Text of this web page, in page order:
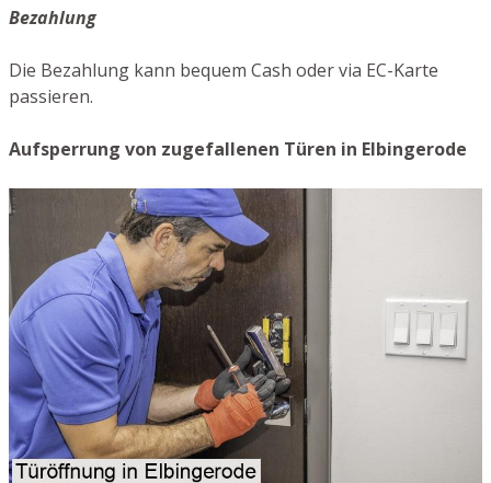
Bezahlung
Die Bezahlung kann bequem Cash oder via EC-Karte
passieren.
Aufsperrung von zugefallenen Türen in Elbingerode